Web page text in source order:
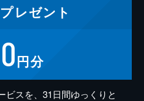
プレゼント
円分
ビスを、31日間ゆっくりと